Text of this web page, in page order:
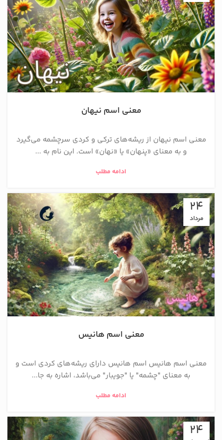
معنی اسم نیهان
معنی اسم نیهان از ریشه‌های ترکی و کردی سرچشمه می‌گیرد
و به معنای «پنهان» یا «نهان» است. این نام به ...
ادامه مطلب
24
مرداد
معنی اسم هانیس
معنی اسم هانیس اسم هانیس دارای ریشه‌های کردی است و
به معنای "چشمه" یا "جویبار" می‌باشد، اشاره به جا...
ادامه مطلب
24